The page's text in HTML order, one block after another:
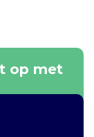
op met